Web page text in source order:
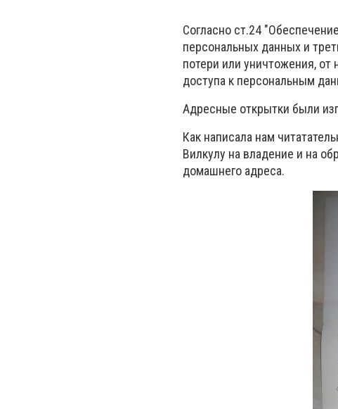
Согласно ст.24
персональных данных и
потери или уничтожения, от
доступа к персональным
Адресные открытки были
Как написала нам
Вилкулу на владение и на
домашнего адреса.